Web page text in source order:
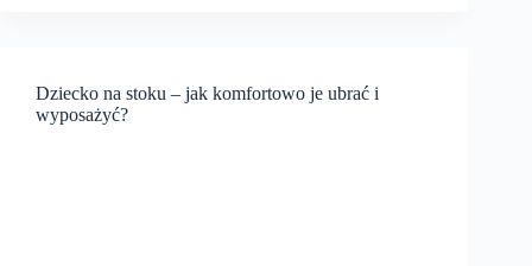
Dziecko na stoku – jak komfortowo je ubrać i
wyposażyć?